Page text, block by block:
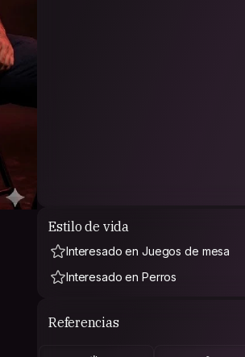
Estilo de vida
Interesado en Juegos de mesa
Interesado en Perros
Referencias